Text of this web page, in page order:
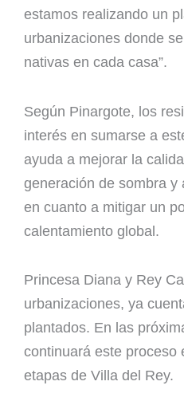
estamos realizando un
urbanizaciones donde
nativas en cada casa”.
Según Pinargote, los
interés en sumarse a
ayuda a mejorar la
generación de sombra y
en cuanto a mitigar un
calentamiento global.
Princesa Diana y Rey
urbanizaciones, ya
plantados. En las
continuará este proceso
etapas de Villa del Rey.